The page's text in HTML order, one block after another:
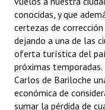
conocidas, y que
certezas de
dejando a una de las
oferta turística del
próximas
Carlos de Bariloche
económica de
sumar la pérdida de